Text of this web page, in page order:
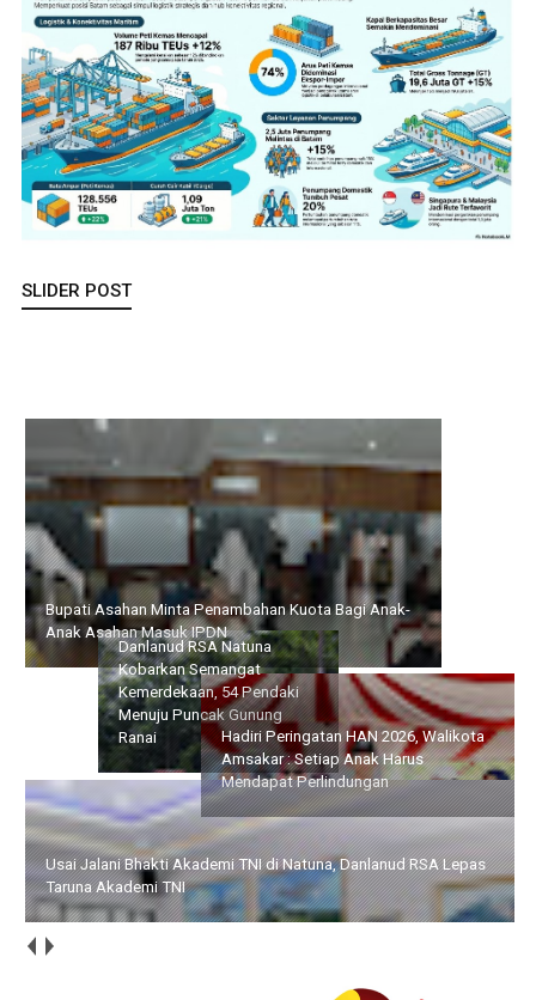
SLIDER POST
Bupati Asahan Minta Penambahan Kuota Bagi Anak-Anak
Asahan Masuk IPDN
Danlanud RSA Natuna
Kobarkan Semangat
Kemerdekaan, 54 Pendaki
Menuju Puncak Gunung
Hadiri Peringatan HAN
2026, Walikota Amsakar :
Setiap Anak Harus
Mendapat Perlindungan
Usai Jalani Bhakti Akademi TNI di Natuna, Danlanud RSA Lepas
Taruna Akademi TNI